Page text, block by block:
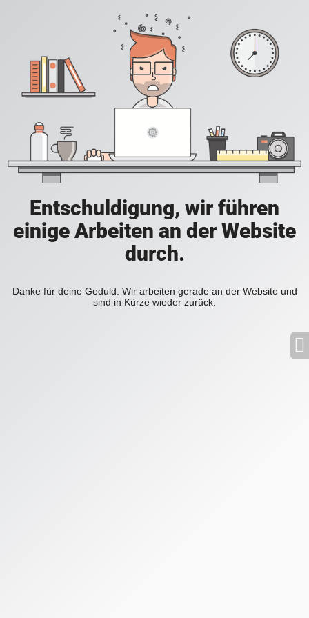
Entschuldigung, wir führen
einige Arbeiten an der Website
durch.
Danke für deine Geduld. Wir arbeiten gerade an der Website und
sind in Kürze wieder zurück.